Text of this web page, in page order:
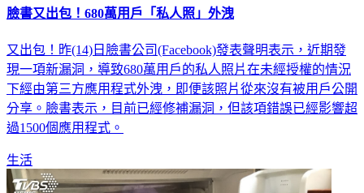
臉書又出包！680萬用戶「私人照」外洩
又出包！昨(14)日臉書公司(Facebook)發表聲明表示，近期發
現一項新漏洞，導致680萬用戶的私人照片在未經授權的情況
下經由第三方應用程式外洩，即便該照片從來沒有被用戶公開
分享。臉書表示，目前已經修補漏洞，但該項錯誤已經影響超
過1500個應用程式。
生活